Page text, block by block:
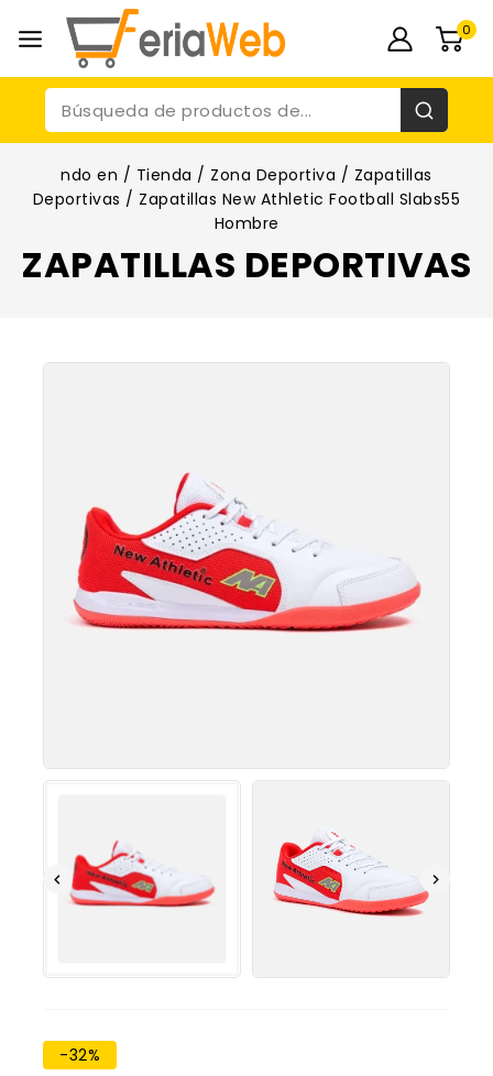
0
ndo en / Tienda / Zona Deportiva / Zapatillas
Deportivas / Zapatillas New Athletic Football Slabs55
Hombre
ZAPATILLAS DEPORTIVAS
-32%